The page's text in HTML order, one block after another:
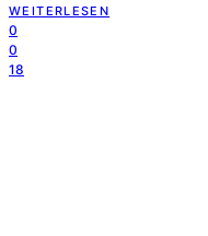
WEITERLESEN
0
0
18